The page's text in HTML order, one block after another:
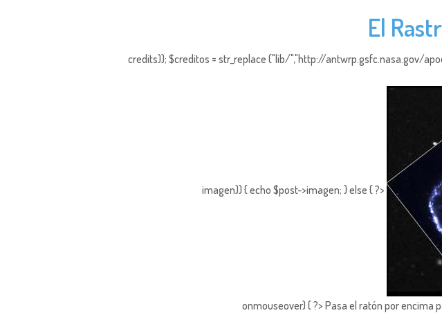
El
credits)); $creditos = str_replace ("lib/","http://antwrp.gsfc.nasa.gov/
imagen)) { echo $post->imagen; } else { ?>
onmouseover) { ?> Pasa el ratón por encima